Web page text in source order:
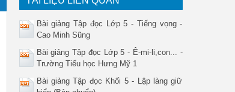
Bài giảng Tập đọc Lớp 5 - Tiếng vọng -
Cao Minh Sũng
Bài giảng Tập đọc Lớp 5 - Ê-mi-li,con... -
Trường Tiểu học Hưng Mỹ 1
Bài giảng Tập đọc Khối 5 - Lập làng giữ